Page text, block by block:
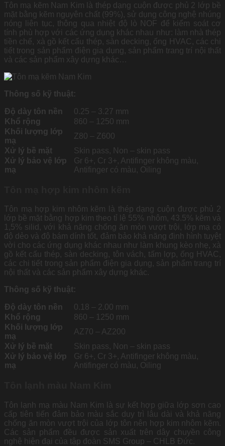
Tôn mạ kẽm Nam Kim là thép dạng cuộn được phủ 2 lớp bề
mặt bằng kẽm nguyên chất (99%), sử dụng công nghệ nhúng
nóng liên tục, thông qua nhiệt độ lò NOF để kiểm soát cơ
tính phù hợp với các ứng dụng khác nhau như: làm nhà thép
tiền chế, xà gồ kết cấu thép, sàn decking, ống HVAC, các chi
tiết trong sản phẩm điện gia dụng, sản phẩm trang trí nội thất
và các sản phẩm xây dựng khác…
Thông số kỹ thuật:
Độ dày tôn nền
0.25 – 3.27 mm
Khổ rộng
860 – 1250 mm
Khối lượng lớp
mạ
Z80 – Z600
Xử lý bề mặt
Skin pass, Non – skin pass
Xử lý bảo vệ lớp
mạ
Gr 6+, Cr 3+, Antifinger không màu,
Antifinger có màu, Oiling
Tôn mạ hợp kim nhôm kẽm là thép dạng cuộn được phủ 2
lớp bề mặt bằng hợp kim theo tỉ lệ 55% nhôm, 43.5% kẽm và
1,5% silid, với khả năng chống ăn mòn vượt trội, lớp mạ có
độ dẻo và độ bám dính tốt, đảm bảo khả năng định hình tuyệt
vời cho các ứng dụng khác nhau như làm khung kèo nhẹ, xà
gồ kết cấu thép, sàn decking, tôn vách, tấm lợp, ống HVAC,
các chi tiết trong sản phẩm điện gia dụng, sản phẩm trang trí
nội thất và các sản phẩm xây dựng khác.
Thông số kỹ thuật:
Độ dày tôn nền
0.18 – 2.00 mm
Khổ rộng
860 – 1250 mm
Khối lượng lớp
mạ
AZ70 – AZ200
Xử lý bề mặt
Skin pass, Non – skin pass
Xử lý bảo vệ lớp
mạ
Gr 6+, Cr 3+, Antifinger không màu,
Antifinger có màu, Oiling
Tôn lạnh mạ màu Nam Kim là sự kết hợp giữa lớp sơn cao
cấp tiên tiến đảm bảo màu sắc duy trì lâu dài và khả năng
chống ăn mòn vượt trội của lớp tôn nên hợp kim nhôm kẽm.
Các sản phẩm đều được sản xuất trên dây chuyền công
nghệ hiện đại của tập đoàn SMS Group – CHLB Đức.